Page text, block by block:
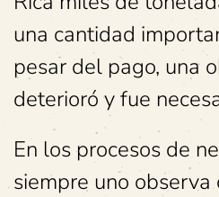
una cantidad
pesar del pago, una
deterioró y fue
En los procesos de
siempre uno